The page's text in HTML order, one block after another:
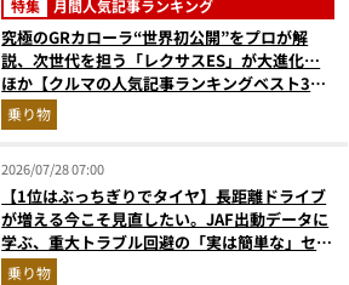
特集 月間人気記事ランキング
究極のGRカローラ“世界初公開”をプロが解
説、次世代を担う「レクサスES」が大進化…
ほか【クルマの人気記事ランキングベスト3】
（2026年6月版）
乗り物
2026/07/28 07:00
【1位はぶっちぎりでタイヤ】長距離ドライブ
が増える今こそ見直したい。JAF出動データに
学ぶ、重大トラブル回避の「実は簡単な」セル
フメンテ術
乗り物